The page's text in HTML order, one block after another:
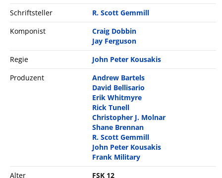
Schriftsteller
R. Scott Gemmill
Komponist
Craig Dobbin
Jay Ferguson
Regie
John Peter Kousakis
Produzent
Andrew Bartels
David Bellisario
Erik Whitmyre
Rick Tunell
Christopher J. Molnar
Shane Brennan
R. Scott Gemmill
John Peter Kousakis
Frank Military
Alter
FSK 12